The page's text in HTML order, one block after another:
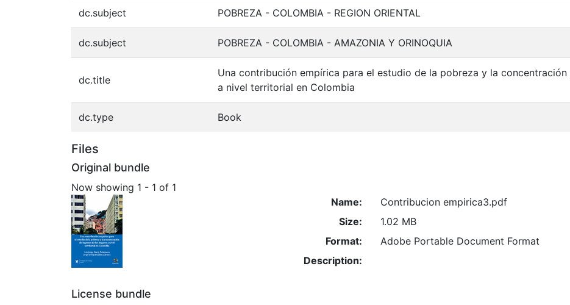
dc.subject POBREZA - COLOMBIA - REGION ORIENTAL
dc.subject POBREZA - COLOMBIA - AMAZONIA Y ORINOQUIA
dc.title
Una contribución empírica para el estudio de la pobreza y la
a nivel territorial en Colombia
dc.type Book
Files
Original bundle
Now showing 1 - 1 of 1
Name:
Contribucion empirica3.pdf
Size:
1.02 MB
Format:
Adobe Portable Document Format
Description:
License bundle